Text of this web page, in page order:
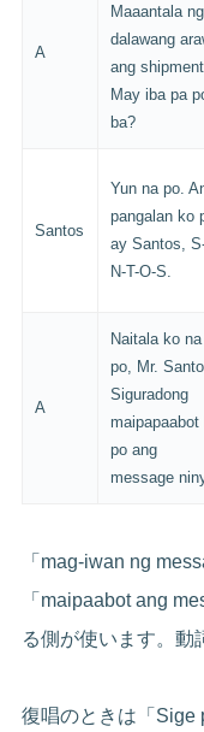
A
Maaantala ng
dalawang
ang
May iba pa
ba?
Santos
Yun na po.
pangalan ko
ay Santos,
N-T-O-S.
A
Naitala ko na
po, Mr.
Siguradong
maipapaabot
po ang
message
「mag-iwan ng
「maipaabot ang
る側が使います。動
復唱のときは「Sige